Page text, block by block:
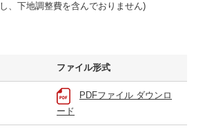
、下地調整費を含んでおりません)
ファイル形式
PDFファイル ダウンロ
ード